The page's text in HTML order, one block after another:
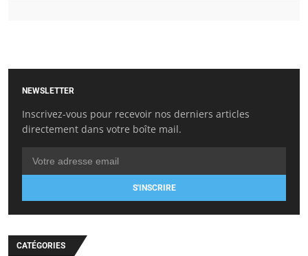
NEWSLETTER
Inscrivez-vous pour recevoir nos derniers articles
directement dans votre boîte mail.
S'INSCRIRE
CATÉGORIES